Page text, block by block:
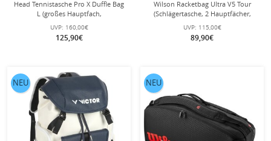
Head Tennistasche Pro X Duffle Bag
L (großes Hauptfach,
Schläger+Schuhfach) 2025
schwarz/dunkelgrau
UVP: 160,00€
125,90€
Wilson Racketbag Ultra V5 Tour
(Schlägertasche, 2 Hauptfächer,
Schuhfach) 2025 elektrikblau 12er
UVP: 115,00€
89,90€
NEU NEU